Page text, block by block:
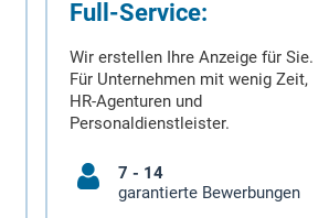
Full-Service:
Wir erstellen Ihre Anzeige für Sie.
Für Unternehmen mit wenig Zeit,
HR-Agenturen und
Personaldienstleister.
7 - 14
garantierte Bewerbungen